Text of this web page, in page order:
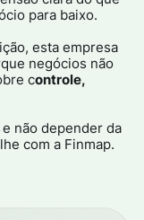
para baixo.
esta empresa
negócios não
controle,
e não depender da
com a Finmap.